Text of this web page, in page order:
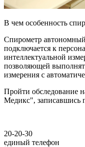
В чем особенность
Спирометр
подключается к
интеллектуальной
позволяющей
измерения с
Пройти обследование
Медикс", записавшись
20-20-30
единый телефон